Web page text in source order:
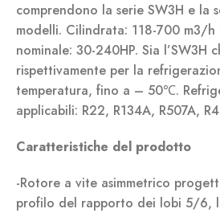
comprendono la serie SW3H e la
modelli. Cilindrata: 118-700 m3/h
nominale: 30-240HP. Sia l’SW3H
rispettivamente per la
temperatura, fino a – 50℃.
applicabili: R22, R134A, R507A,
Caratteristiche del prodotto
-Rotore a vite asimmetrico
profilo del rapporto dei lobi 5/6,